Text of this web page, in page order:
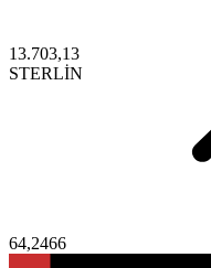
13.703,13
STERLİN
64,2466